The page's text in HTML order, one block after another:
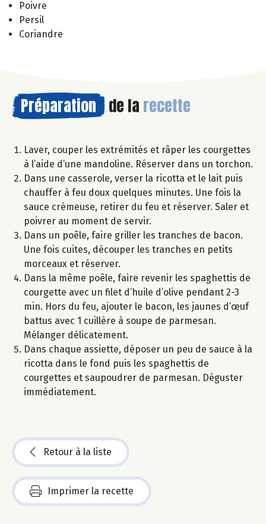
Poivre
Persil
Coriandre
Préparation de la recette
Laver, couper les extrémités et râper les courgettes
à l’aide d’une mandoline. Réserver dans un torchon.
Dans une casserole, verser la ricotta et le lait puis
chauffer à feu doux quelques minutes. Une fois la
sauce crémeuse, retirer du feu et réserver. Saler et
poivrer au moment de servir.
Dans un poêle, faire griller les tranches de bacon.
Une fois cuites, découper les tranches en petits
morceaux et réserver.
Dans la même poêle, faire revenir les spaghettis de
courgette avec un filet d’huile d’olive pendant 2-3
min. Hors du feu, ajouter le bacon, les jaunes d’œuf
battus avec 1 cuillère à soupe de parmesan.
Mélanger délicatement.
Dans chaque assiette, déposer un peu de sauce à la
ricotta dans le fond puis les spaghettis de
courgettes et saupoudrer de parmesan. Déguster
immédiatement.
Retour à la liste
Imprimer la recette